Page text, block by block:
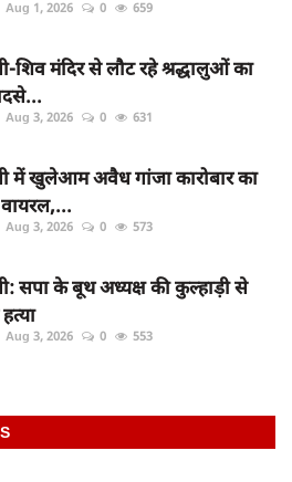
Aug 1, 2026 0 659
शिव मंदिर से लौट रहे श्रद्धालुओं का
Aug 3, 2026 0 631
में खुलेआम अवैध गांजा कारोबार का
वायरल,...
Aug 3, 2026 0 573
सपा के बूथ अध्यक्ष की कुल्हाड़ी से
Aug 3, 2026 0 553